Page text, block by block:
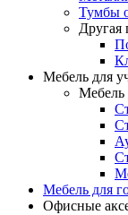
Тумбы
Другая
Мебель для
Мебель
Мебель для
Офисные